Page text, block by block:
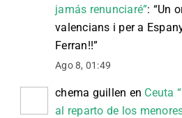
jamás renunciaré”: “Un
valencians i per a
Ferran!!”
Ago 8, 01:49
chema guillen en Ceuta
al reparto de los